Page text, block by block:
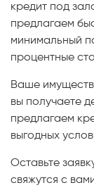
кредит под
предлагаем
минимальный
процентные
Ваше
вы получаете
предлагаем
выгодных
Оставьте
свяжутся с